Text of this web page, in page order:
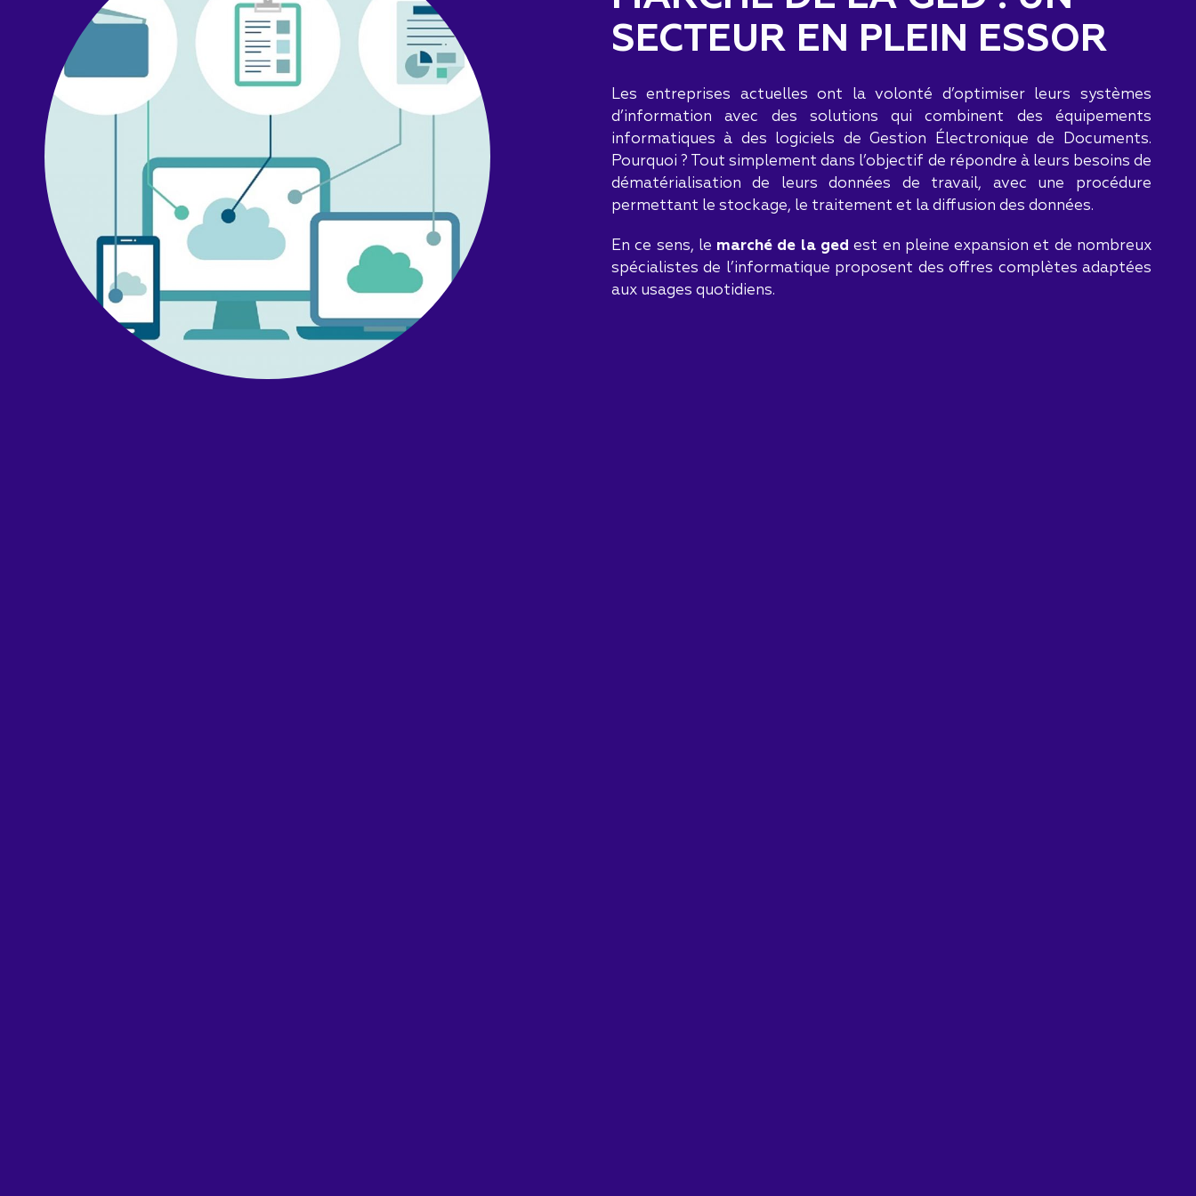
SECTEUR EN PLEIN ESSOR
Les entreprises actuelles ont la volonté d’optimiser leurs systèmes
d’information avec des solutions qui combinent des équipements
informatiques à des logiciels de Gestion Électronique de Documents.
Pourquoi ? Tout simplement dans l’objectif de répondre à leurs besoins de
dématérialisation de leurs données de travail, avec une procédure
permettant le stockage, le traitement et la diffusion des données.
En ce sens, le marché de la ged est en pleine expansion et de nombreux
spécialistes de l’informatique proposent des offres complètes adaptées
aux usages quotidiens.